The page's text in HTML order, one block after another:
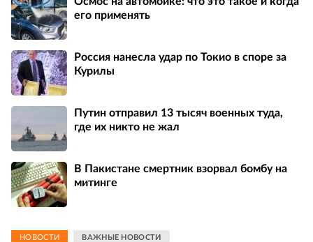
его применять
Россия нанесла удар по Токио в споре за
Курилы
Путин отправил 13 тысяч военных туда,
где их никто не жал
В Пакистане смертник взорвал бомбу на
митинге
НОВОСТИ ВАЖНЫЕ НОВОСТИ